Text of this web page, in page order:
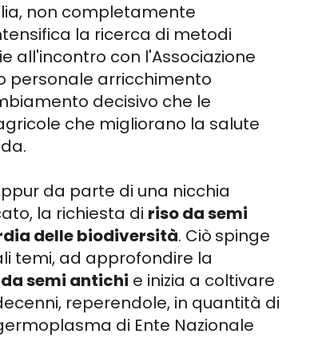
non completamente
la ricerca di metodi
all'incontro con l'Associazione
personale arricchimento
decisivo che le
che migliorano la salute
da parte di una nicchia
la richiesta di riso da semi
delle biodiversità. Ciò spinge
temi, ad approfondire la
semi antichi e inizia a coltivare
reperendole, in quantità di
di Ente Nazionale